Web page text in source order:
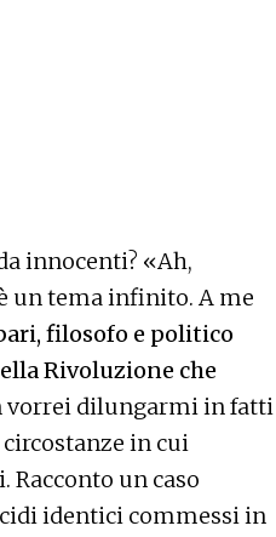
innocenti? «Ah,
un tema infinito. A me
filosofo e politico
Rivoluzione che
vorrei dilungarmi in fatti
in cui
Racconto un caso
identici commessi in